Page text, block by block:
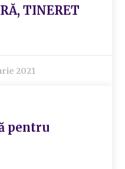
TINERET
2021
pentru